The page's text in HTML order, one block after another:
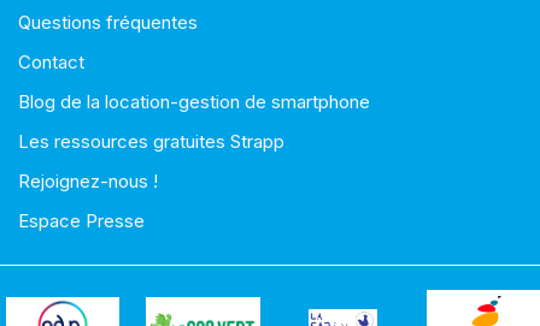
Questions fréquentes
Contact
Blog de la location-gestion de smartphone
Les ressources gratuites Strapp
Rejoignez-nous !
Espace Presse